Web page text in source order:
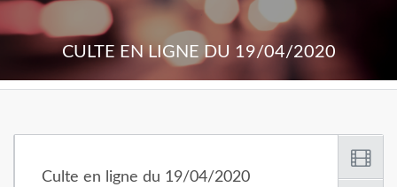
CULTE EN LIGNE DU 19/04/2020
Culte en ligne du 19/04/2020